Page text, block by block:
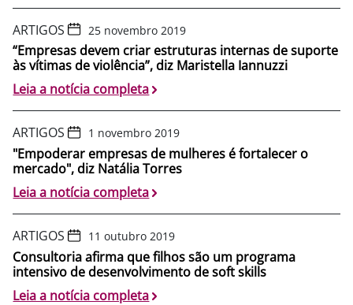
ARTIGOS 25 novembro 2019
“Empresas devem criar estruturas internas de suporte
às vítimas de violência”, diz Maristella Iannuzzi
Leia a notícia completa
ARTIGOS 1 novembro 2019
"Empoderar empresas de mulheres é fortalecer o
mercado", diz Natália Torres
Leia a notícia completa
ARTIGOS 11 outubro 2019
Consultoria afirma que filhos são um programa
intensivo de desenvolvimento de soft skills
Leia a notícia completa